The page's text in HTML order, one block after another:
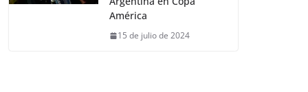
América
15 de julio de 2024